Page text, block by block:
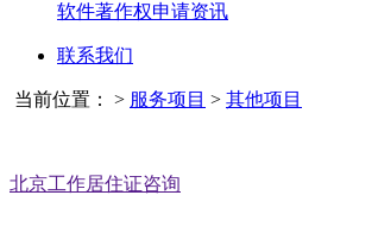
软件著作权申请资讯
联系我们
当前位置： > 服务项目 > 其他项目
北京工作居住证咨询